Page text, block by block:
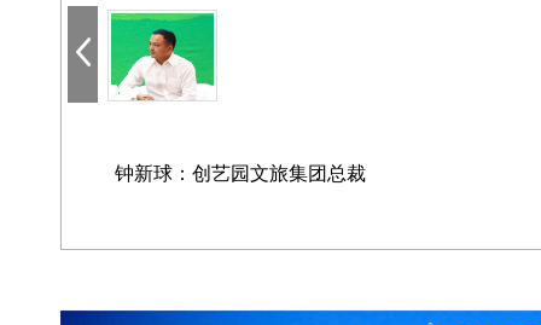
钟新球：创艺园文旅集团总裁